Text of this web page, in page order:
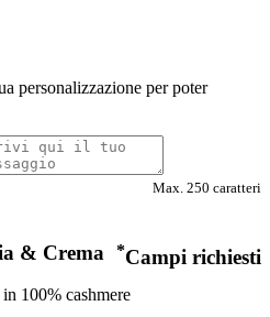
personalizzazione per poter
Max. 250 caratteri
& Crema *Campi richiesti
100% cashmere